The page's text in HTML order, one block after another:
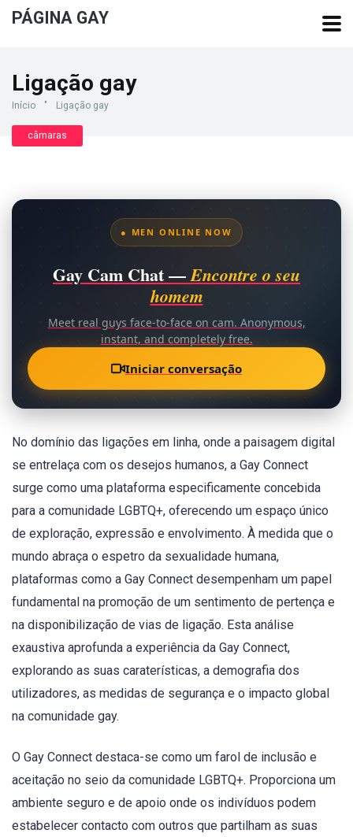
PÁGINA GAY
Ligação gay
Início " Ligação gay
câmaras
● MEN ONLINE NOW
Gay Cam Chat —Encontre o seu
homem
Meet real guys face-to-face on cam. Anonymous,
instant, and completely free.
Iniciar conversação
No domínio das ligações em linha, onde a paisagem digital
se entrelaça com os desejos humanos, a Gay Connect
surge como uma plataforma especificamente concebida
para a comunidade LGBTQ+, oferecendo um espaço único
de exploração, expressão e envolvimento. À medida que o
mundo abraça o espetro da sexualidade humana,
plataformas como a Gay Connect desempenham um papel
fundamental na promoção de um sentimento de pertença e
na disponibilização de vias de ligação. Esta análise
exaustiva aprofunda a experiência da Gay Connect,
explorando as suas caraterísticas, a demografia dos
utilizadores, as medidas de segurança e o impacto global
na comunidade gay.
O Gay Connect destaca-se como um farol de inclusão e
aceitação no seio da comunidade LGBTQ+. Proporciona um
ambiente seguro e de apoio onde os indivíduos podem
estabelecer contacto com outros que partilham as suas